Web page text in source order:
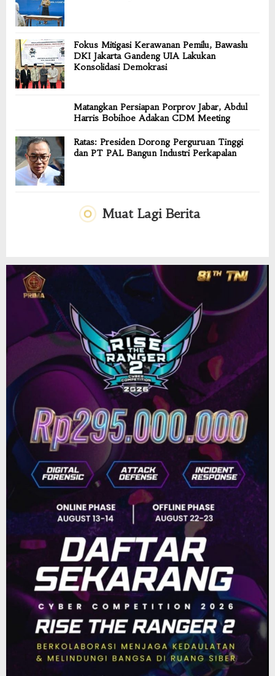
Fokus Mitigasi Kerawanan Pemilu, Bawaslu
DKI Jakarta Gandeng UIA Lakukan
Konsolidasi Demokrasi
Matangkan Persiapan Porprov Jabar, Abdul
Harris Bobihoe Adakan CDM Meeting
Ratas: Presiden Dorong Perguruan Tinggi
dan PT PAL Bangun Industri Perkapalan
Muat Lagi Berita